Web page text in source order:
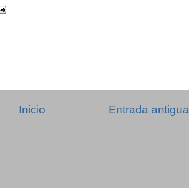
Entrada antigua
Inicio